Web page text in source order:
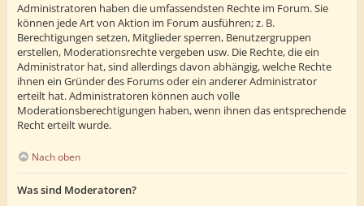
Administratoren haben die umfassendsten Rechte im Forum. Sie
können jede Art von Aktion im Forum ausführen; z. B.
Berechtigungen setzen, Mitglieder sperren, Benutzergruppen
erstellen, Moderationsrechte vergeben usw. Die Rechte, die ein
Administrator hat, sind allerdings davon abhängig, welche Rechte
ihnen ein Gründer des Forums oder ein anderer Administrator
erteilt hat. Administratoren können auch volle
Moderationsberechtigungen haben, wenn ihnen das entsprechende
Recht erteilt wurde.
Nach oben
Was sind Moderatoren?